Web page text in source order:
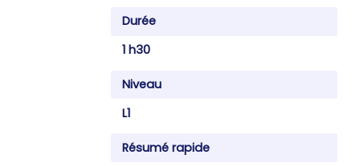
Durée
1 h30
Niveau
L1
Résumé rapide